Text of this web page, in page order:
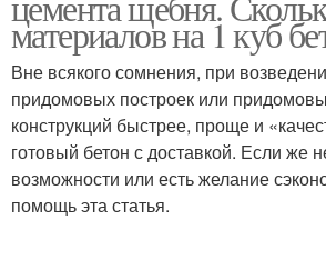
материалов на 1 куб
Вне всякого сомнения, при
придомовых построек или
конструкций быстрее, проще и
готовый бетон с доставкой. Если же
возможности или есть желание
помощь эта статья.